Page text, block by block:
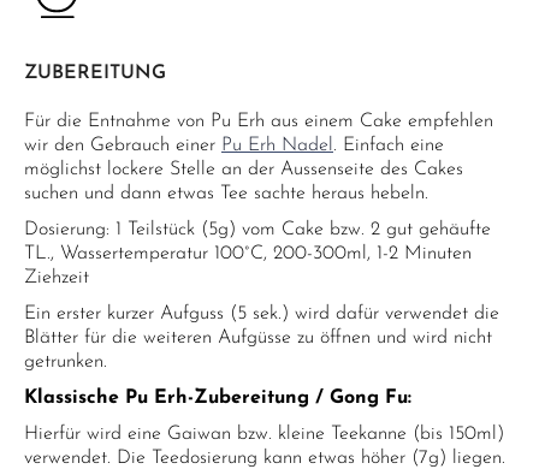
ZUBEREITUNG
Für die Entnahme von Pu Erh aus einem Cake empfehlen
wir den Gebrauch einer Pu Erh Nadel . Einfach eine
möglichst lockere Stelle an der Aussenseite des Cakes
suchen und dann etwas Tee sachte heraus hebeln.
Dosierung: 1 Teilstück (5g) vom Cake bzw. 2 gut gehäufte
TL., Wassertemperatur 100°C, 200-300ml, 1-2 Minuten
Ziehzeit
Ein erster kurzer Aufguss (5 sek.) wird dafür verwendet die
Blätter für die weiteren Aufgüsse zu öffnen und wird nicht
getrunken.
Klassische Pu Erh-Zubereitung / Gong Fu:
Hierfür wird eine Gaiwan bzw. kleine Teekanne (bis 150ml)
verwendet. Die Teedosierung kann etwas höher (7g) liegen.